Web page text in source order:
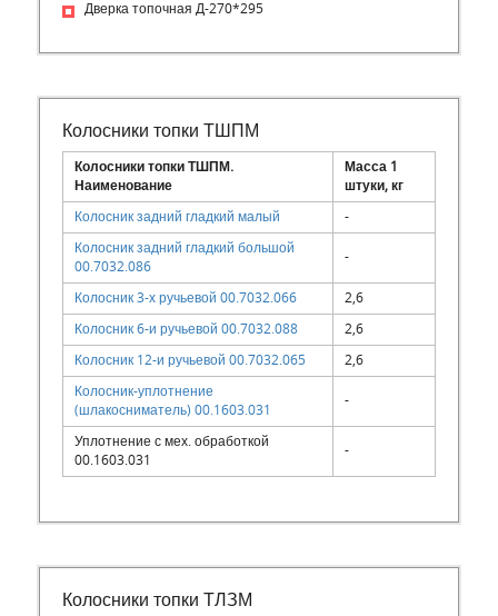
Дверка топочная Д-270*295
Колосники топки ТШПМ
Колосники топки ТШПМ.
Наименование
Масса 1
штуки, кг
Колосник задний гладкий малый
-
Колосник задний гладкий большой
00.7032.086
-
Колосник 3-х ручьевой 00.7032.066
2,6
Колосник 6-и ручьевой 00.7032.088
2,6
Колосник 12-и ручьевой 00.7032.065
2,6
Колосник-уплотнение
(шлакосниматель) 00.1603.031
-
Уплотнение с мех. обработкой
00.1603.031
-
Колосники топки ТЛЗМ